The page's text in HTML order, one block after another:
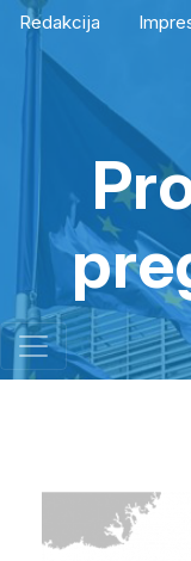
Redakcija